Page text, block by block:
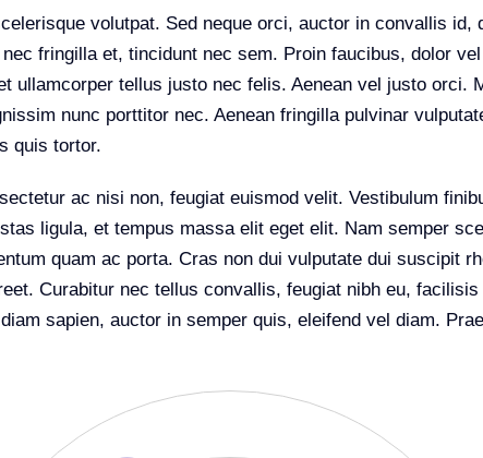
volutpat. Sed neque orci, auctor in convallis id,
fringilla et, tincidunt nec sem. Proin faucibus, dolor
ullamcorper tellus justo nec felis. Aenean vel justo orci.
nunc porttitor nec. Aenean fringilla pulvinar
quis tortor.
ac nisi non, feugiat euismod velit. Vestibulum
ligula, et tempus massa elit eget elit. Nam semper
quam ac porta. Cras non dui vulputate dui suscipit
Curabitur nec tellus convallis, feugiat nibh eu,
sapien, auctor in semper quis, eleifend vel diam.